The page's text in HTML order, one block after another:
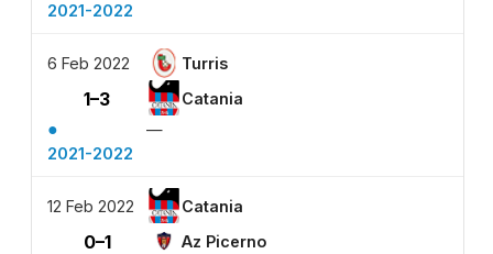
2021-2022
6 Feb 2022 Turris
1–3 Catania
●
—
2021-2022
12 Feb 2022 Catania
0–1 Az Picerno